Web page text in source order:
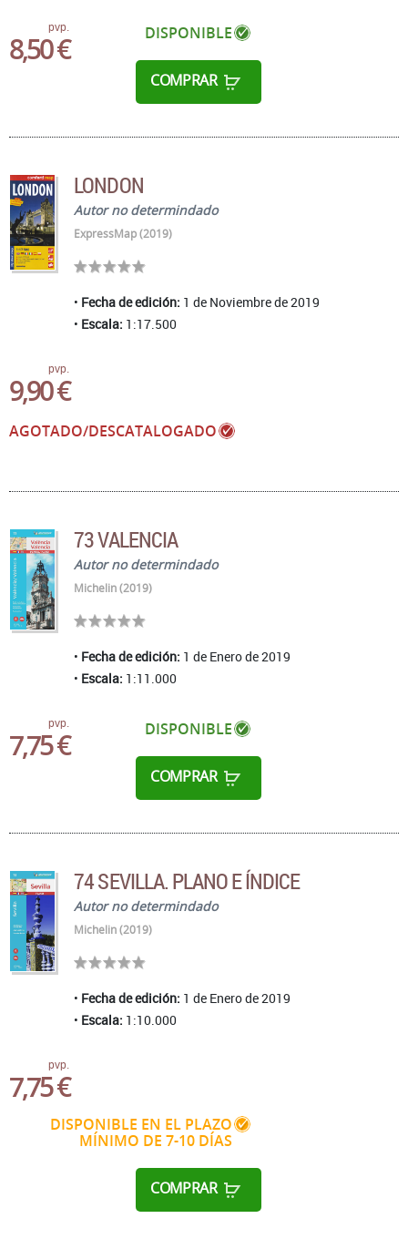
pvp.
8,50 € DISPONIBLE
COMPRAR
LONDON
Autor no determindado
ExpressMap (2019)
Fecha de edición: 1 de Noviembre de 2019
Escala: 1:17.500
pvp.
9,90 €
AGOTADO/DESCATALOGADO
73 VALENCIA
Autor no determindado
Michelin (2019)
Fecha de edición: 1 de Enero de 2019
Escala: 1:11.000
pvp.
7,75 € DISPONIBLE
COMPRAR
74 SEVILLA. PLANO E ÍNDICE
Autor no determindado
Michelin (2019)
Fecha de edición: 1 de Enero de 2019
Escala: 1:10.000
pvp.
7,75 €
DISPONIBLE EN EL PLAZO
MÍNIMO DE 7-10 DÍAS
COMPRAR